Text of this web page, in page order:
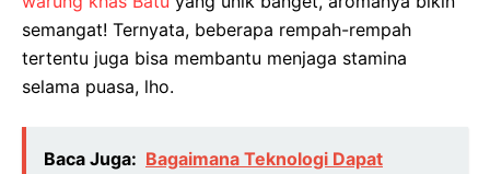
semangat! Ternyata, beberapa rempah-rempah
tertentu juga bisa membantu menjaga stamina
selama puasa, lho.
Baca Juga: Bagaimana Teknologi Dapat